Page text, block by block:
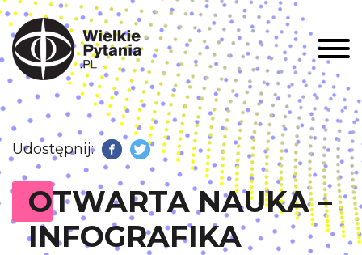
Udostępnij: Facebook
Twitter
OTWARTA NAUKA –
INFOGRAFIKA